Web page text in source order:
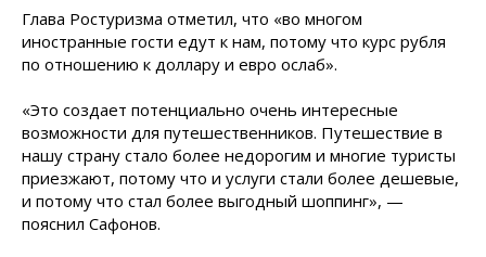
Глава Ростуризма отметил, что «во многом
иностранные гости едут к нам, потому что курс рубля
по отношению к доллару и евро ослаб».
«Это создает потенциально очень интересные
возможности для путешественников. Путешествие в
нашу страну стало более недорогим и многие туристы
приезжают, потому что и услуги стали более дешевые,
и потому что стал более выгодный шоппинг», —
пояснил Сафонов.